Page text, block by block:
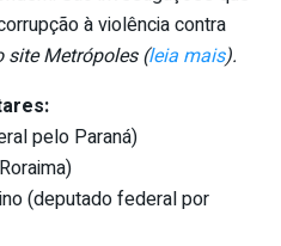
à violência contra
site Metrópoles (leia mais).
pelo Paraná)
(deputado federal por